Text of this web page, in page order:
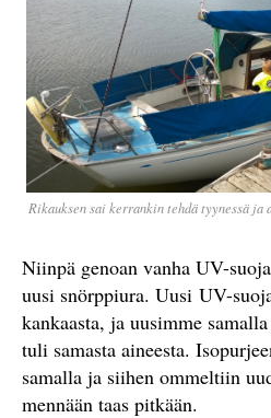
Rikauksen sai kerrankin tehdä tyynessä ja
Niinpä genoan vanha UV-
uusi snörppiura. Uusi UV-
kankaasta, ja uusimme
tuli samasta aineesta.
samalla ja siihen ommeltiin
mennään taas pitkään.